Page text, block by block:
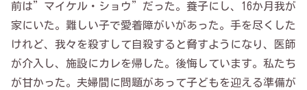
前は”マイケル・ショウ”だった。養子にし、16か月我が
家にいた。難しい子で愛着障がいがあった。手を尽くした
けれど、我々を殺すして自殺すると脅すようになり、医師
が介入し、施設にカレを帰した。後悔しています。私たち
が甘かった。夫婦間に問題があって子どもを迎える準備が